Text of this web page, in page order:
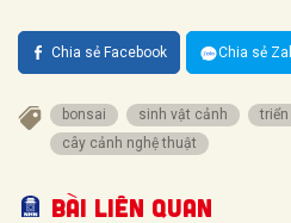
Chia sẻ Facebook Chia sẻ
bonsai sinh vật cảnh
cây cảnh nghệ thuật
Bài liên quan